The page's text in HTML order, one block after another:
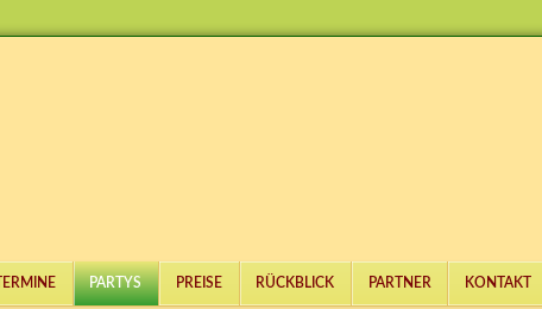
TERMINE PARTYS PREISE RÜCKBLICK PARTNER KONTAKT